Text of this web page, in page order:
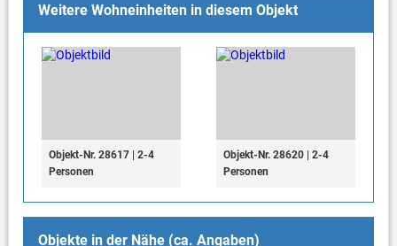
Weitere Wohneinheiten in diesem Objekt
Objekt-Nr. 28617 | 2-4
Personen
Objekt-Nr. 28620 | 2-4
Personen
Objekte in der Nähe (ca. Angaben)